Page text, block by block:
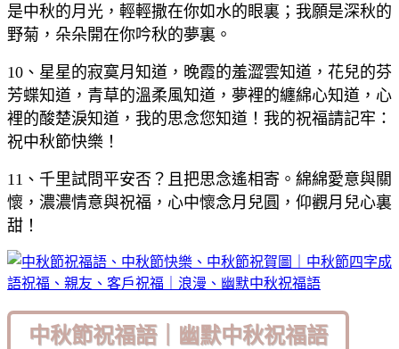
是中秋的月光，輕輕撒在你如水的眼裏；我願是深秋的
野菊，朵朵開在你吟秋的夢裏。
10、星星的寂寞月知道，晚霞的羞澀雲知道，花兒的芬
芳蝶知道，青草的溫柔風知道，夢裡的纏綿心知道，心
裡的酸楚淚知道，我的思念您知道！我的祝福請記牢：
祝中秋節快樂！
11、千里試問平安否？且把思念遙相寄。綿綿愛意與關
懷，濃濃情意與祝福，心中懷念月兒圓，仰觀月兒心裏
甜！
中秋節祝福語｜幽默中秋祝福語